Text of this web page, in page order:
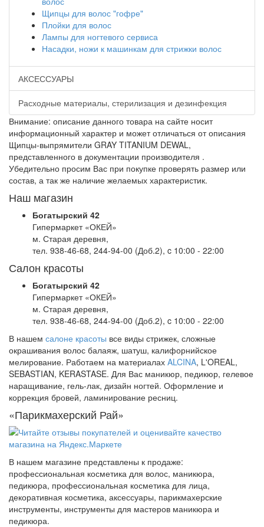
Щипцы для волос "гофре"
Плойки для волос
Лампы для ногтевого сервиса
Насадки, ножи к машинкам для стрижки волос
АКСЕССУАРЫ
Расходные материалы, стерилизация и дезинфекция
Внимание: описание данного товара на сайте носит
информационный характер и может отличаться от описания
Щипцы-выпрямители GRAY TITANIUM DEWAL,
представленного в документации производителя .
Убедительно просим Вас при покупке проверять размер или
состав, а так же наличие желаемых характеристик.
Наш магазин
Богатырский 42
Гипермаркет «ОКЕЙ»
м. Старая деревня,
тел. 938-46-68, 244-94-00 (Доб.2), c 10:00 - 22:00
Салон красоты
Богатырский 42
Гипермаркет «ОКЕЙ»
м. Старая деревня,
тел. 938-46-68, 244-94-00 (Доб.2), c 10:00 - 22:00
В нашем салоне красоты все виды стрижек, сложные
окрашивания волос балаяж, шатуш, калифорнийское
мелирование. Работаем на материалах ALCINA, L'OREAL,
SEBASTIAN, KERASTASE. Для Вас маникюр, педикюр, гелевое
наращивание, гель-лак, дизайн ногтей. Оформление и
коррекция бровей, ламинирование ресниц.
«Парикмахерский Рай»
В нашем магазине представлены к продаже:
профессиональная косметика для волос, маникюра,
педикюра, профессиональная косметика для лица,
декоративная косметика, аксессуары, парикмахерские
инструменты, инструменты для мастеров маникюра и
педикюра.